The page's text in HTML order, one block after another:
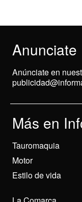
Anunciate
Anúnciate en
Más en
Tauromaquia
Motor
Estilo de vida